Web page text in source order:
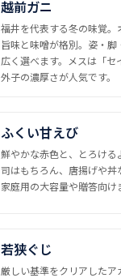
越前ガニ
福井を代表する冬の味覚
旨味と味噌が格別。姿・
広く選べます。メスは「
外子の濃厚さが人気です。
ふくい甘えび
鮮やかな赤色と、とろけ
司はもちろん、唐揚げや丼
家庭用の大容量や贈答向け
若狭ぐじ
厳しい基準をクリアした